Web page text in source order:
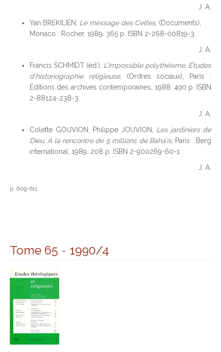
J. A.
Yan BREKILIEN, Le message des Celtes, (Documents),
Monaco : Rocher, 1989. 365 p. ISBN 2-268-00819-3.
J. A.
Francis SCHMIDT (éd.), L’impossible polythéisme. Études
d’historiographie religieuse, (Ordres sociaux), Paris :
Éditions des archives contemporaines, 1988. 490 p. ISBN
2-88124-238-3.
J. A.
Colette GOUVION, Philippe JOUVION, Les jardiniers de
Dieu. À la rencontre de 5 millions de Baha’is, Paris : Berg
international, 1989. 208 p. ISBN 2-900269-60-1.
J. A.
p. 609-611
Tome 65 - 1990/4